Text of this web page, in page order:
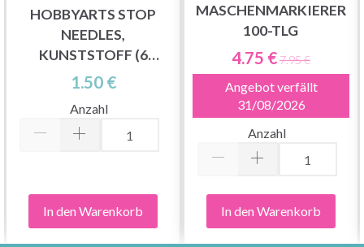
HOBBYARTS STOP
NEEDLES,
KUNSTSTOFF (6
NADELN)
1.50 €
Anzahl
In den Warenkorb
MASCHENMARKIERER
100-TLG
4.75 €7.95 €
Angebot verfällt
31/08/2026
Anzahl
In den Warenkorb